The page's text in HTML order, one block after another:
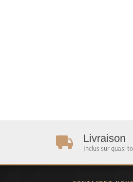
Livraison
Inclus sur quasi